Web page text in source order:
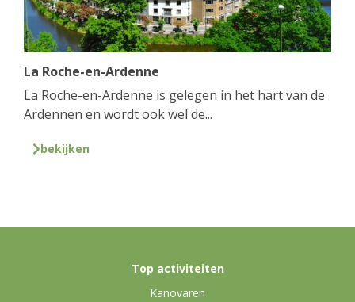
La Roche-en-Ardenne
La Roche-en-Ardenne is gelegen in het hart van de
Ardennen en wordt ook wel de...
bekijken
Top activiteiten
Kanovaren